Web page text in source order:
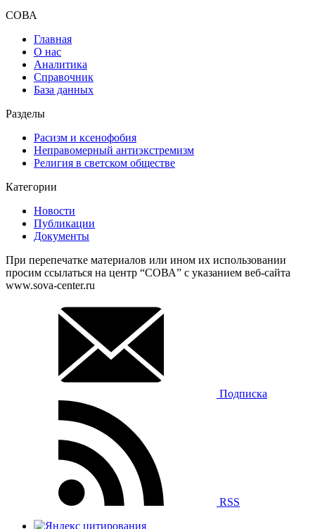
СОВА
Главная
О нас
Аналитика
Справочник
База данных
Разделы
Расизм и ксенофобия
Неправомерный антиэкстремизм
Религия в светском обществе
Категории
Новости
Публикации
Документы
При перепечатке материалов или ином их использовании
просим ссылаться на центр “СОВА” с указанием веб-сайта
www.sova-center.ru
Подписка
RSS